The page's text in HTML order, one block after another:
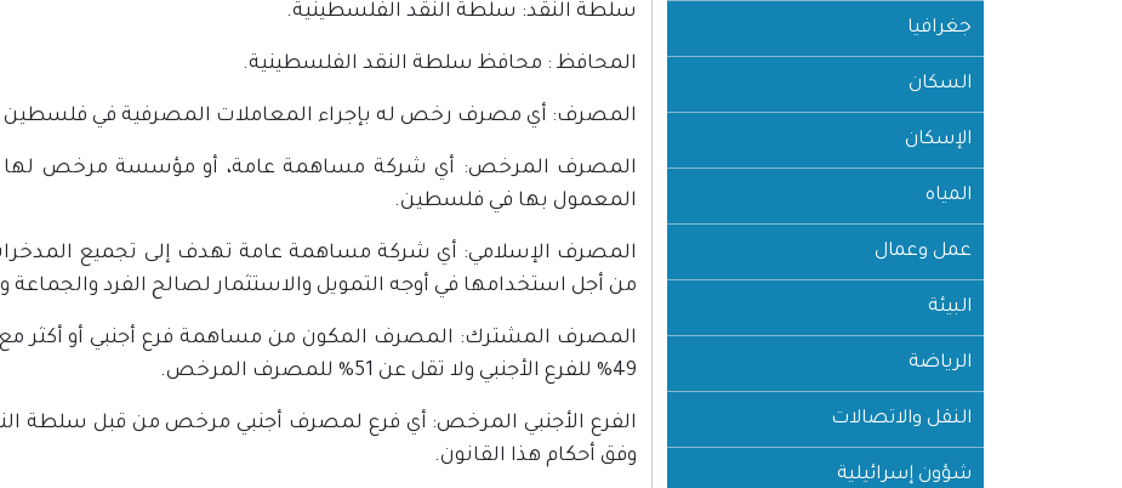
جغرافيا
السكان
الإسكان
المياه
عمل وعمال
البيئة
الرياضة
النقل والاتصالات
شؤون إسرائيلية
سلطة النقد: سلطة النقد الفلسطينية.
المحافظ : محافظ سلطة النقد الفلسطينية.
المصرف: أي مصرف رخص له بإجراء المعاملات المصرفية في فلسطين
المصرف المرخص: أي شركة مساهمة عامة، أو مؤسسة مرخص لها
المعمول بها في فلسطين.
المصرف الإسلامي: أي شركة مساهمة عامة تهدف إلى تجميع
من أجل استخدامها في أوجه التمويل والاستثمار لصالح الفرد والجماعة
المصرف المشترك: المصرف المكون من مساهمة فرع أجنبي أو أكثر
49% للفرع الأجنبي ولا تقل عن 51% للمصرف المرخص.
الفرع الأجنبي المرخص: أي فرع لمصرف أجنبي مرخص من قبل سلطة
وفق أحكام هذا القانون.